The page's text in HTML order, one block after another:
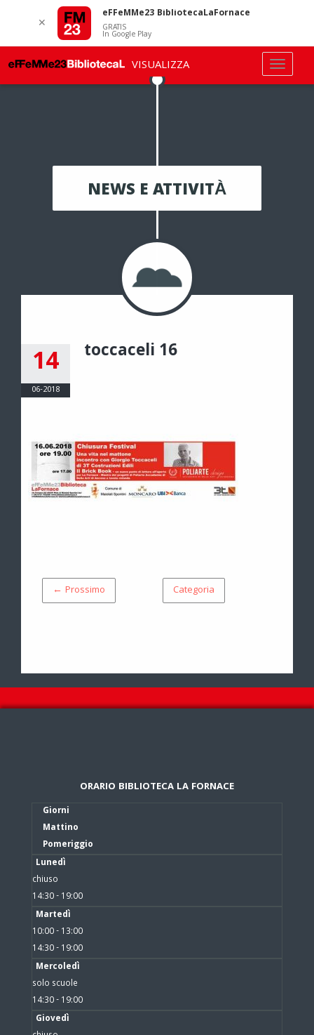
NEWS E ATTIVITÀ
14
06-2018
toccaceli 16
← Prossimo Categoria
ORARIO BIBLIOTECA LA FORNACE
Giorni
Mattino
Pomeriggio
Lunedì
chiuso
14:30 - 19:00
Martedì
10:00 - 13:00
14:30 - 19:00
Mercoledì
solo scuole
14:30 - 19:00
Giovedì
✕
eFFeMMe23 BibliotecaLaFornace
GRATIS
In Google Play
VISUALIZZA